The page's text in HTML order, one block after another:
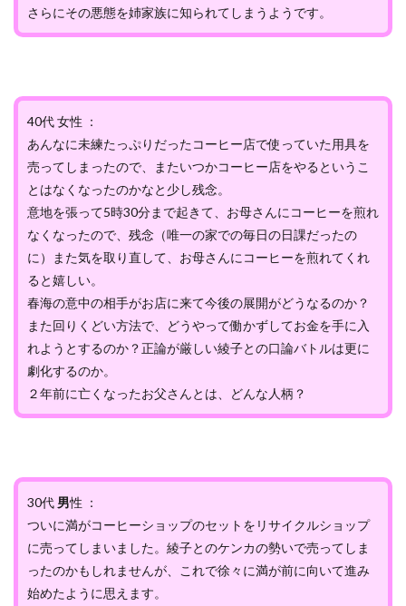
さらにその悪態を姉家族に知られてしまうようです。
40代 女性 ：
あんなに未練たっぷりだったコーヒー店で使っていた用具を
売ってしまったので、またいつかコーヒー店をやるというこ
とはなくなったのかなと少し残念。
意地を張って5時30分まで起きて、お母さんにコーヒーを煎れ
なくなったので、残念（唯一の家での毎日の日課だったの
に）また気を取り直して、お母さんにコーヒーを煎れてくれ
ると嬉しい。
春海の意中の相手がお店に来て今後の展開がどうなるのか？
また回りくどい方法で、どうやって働かずしてお金を手に入
れようとするのか？正論が厳しい綾子との口論バトルは更に
劇化するのか。
２年前に亡くなったお父さんとは、どんな人柄？
30代 男性 ：
ついに満がコーヒーショップのセットをリサイクルショップ
に売ってしまいました。綾子とのケンカの勢いで売ってしま
ったのかもしれませんが、これで徐々に満が前に向いて進み
始めたように思えます。